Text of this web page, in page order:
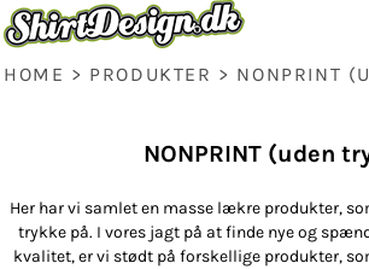
HOME > PRODUKTER > NONPRINT
NONPRINT (uden
Her har vi samlet en masse lækre produkter,
trykke på. I vores jagt på at finde nye og
kvalitet, er vi stødt på forskellige produkter,